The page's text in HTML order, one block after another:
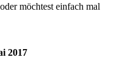
möchtest einfach mal
2017